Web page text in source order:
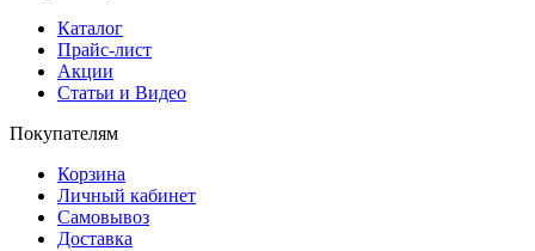
Каталог
Прайс-лист
Акции
Статьи и Видео
Покупателям
Корзина
Личный кабинет
Самовывоз
Доставка